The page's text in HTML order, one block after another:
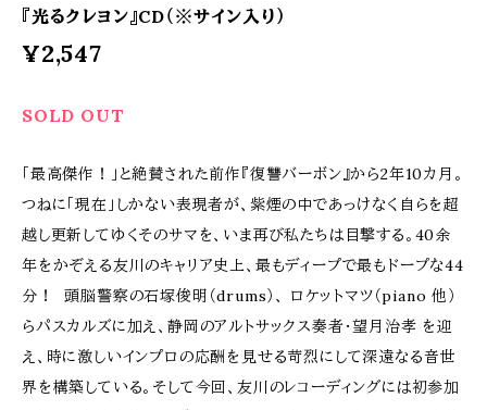
『光るクレヨン』CD（※サイン入り）
¥2,547
SOLD OUT
「最高傑作！」と絶賛された前作『復讐バーボン』から2年10カ月。
つねに「現在」しかない表現者が、紫煙の中であっけなく自らを超
越し更新してゆくそのサマを、いま再び私たちは目撃する。40余
年をかぞえる友川のキャリア史上、最もディープで最もドープな44
分！ 頭脳警察の石塚俊明（drums）、 ロケットマツ（piano 他）
らパスカルズに加え、静岡のアルトサックス奏者・望月治孝 を迎
え、時に激しいインプロの応酬を見せる苛烈にして深遠なる音世
界を構築している。そして今回、友川のレコーディングには初参加